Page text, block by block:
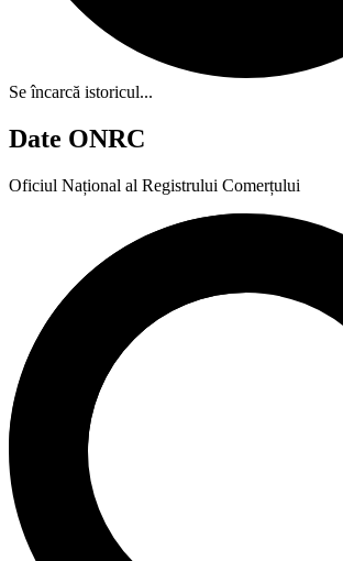
Se încarcă istoricul...
Date ONRC
Oficiul Național al Registrului Comerțului